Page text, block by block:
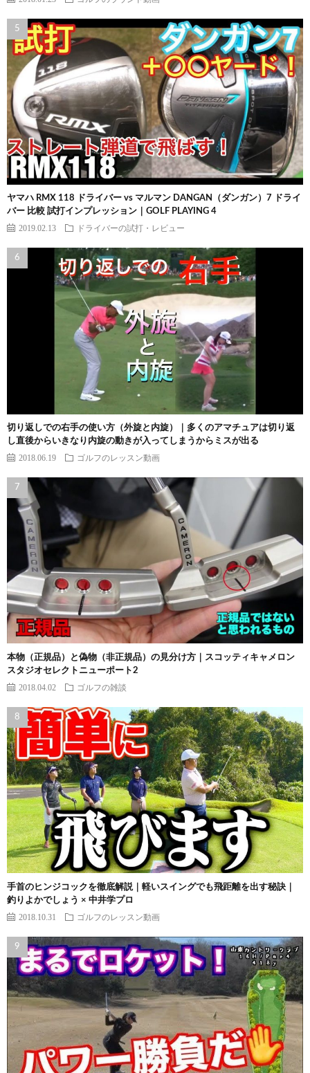
ヤマハ RMX 118 ドライバー vs マルマン DANGAN（ダンガン）7 ドライ
バー 比較 試打インプレッション｜GOLF PLAYING 4
2019.02.13 ドライバーの試打・レビュー
切り返しでの右手の使い方（外旋と内旋）｜多くのアマチュアは切り返
し直後からいきなり内旋の動きが入ってしまうからミスが出る
2018.06.19 ゴルフのレッスン動画
本物（正規品）と偽物（非正規品）の見分け方｜スコッティキャメロン
スタジオセレクトニューポート2
2018.04.02 ゴルフの雑談
手首のヒンジコックを徹底解説｜軽いスイングでも飛距離を出す秘訣｜
釣りよかでしょう × 中井学プロ
2018.10.31 ゴルフのレッスン動画